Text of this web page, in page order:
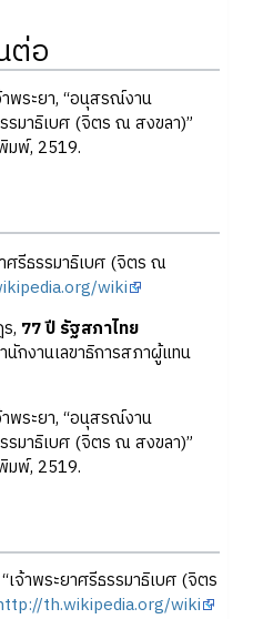
ต่อ
พระยา, “อนุสรณ์งาน
รมาธิเบศ (จิตร ณ สงขลา)”
มพ์, 2519.
ศรีธรรมาธิเบศ (จิตร ณ
wiki
, 77 ปี รัฐสภาไทย
กงานเลขาธิการสภาผู้แทน
พระยา, “อนุสรณ์งาน
รมาธิเบศ (จิตร ณ สงขลา)”
มพ์, 2519.
เจ้าพระยาศรีธรรมาธิเบศ (จิตร
th.wikipedia.org/wiki